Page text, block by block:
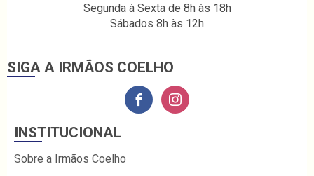
Segunda à Sexta de 8h às 18h
Sábados 8h às 12h
SIGA A IRMÃOS COELHO
INSTITUCIONAL
Sobre a Irmãos Coelho